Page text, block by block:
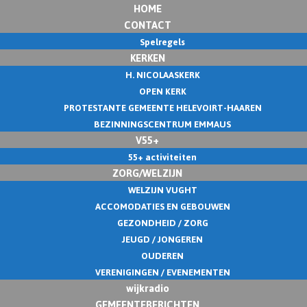
HOME
CONTACT
Spelregels
KERKEN
H. NICOLAASKERK
OPEN KERK
PROTESTANTE GEMEENTE HELEVOIRT-HAAREN
BEZINNINGSCENTRUM EMMAUS
V55+
55+ activiteiten
ZORG/WELZIJN
WELZIJN VUGHT
ACCOMODATIES EN GEBOUWEN
GEZONDHEID / ZORG
JEUGD / JONGEREN
OUDEREN
VERENIGINGEN / EVENEMENTEN
wijkradio